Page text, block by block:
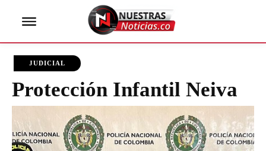
JUDICIAL
Protección Infantil Neiva